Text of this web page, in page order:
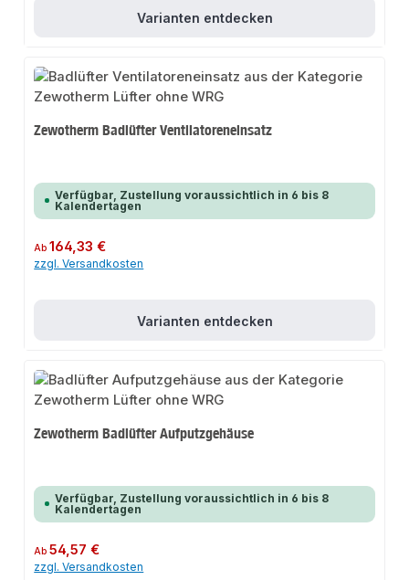
Varianten entdecken
Zewotherm Badlüfter Ventilatoreneinsatz
Verfügbar, Zustellung voraussichtlich in 6 bis 8
Kalendertagen
Regulärer Preis:
Ab164,33 €
zzgl. Versandkosten
Varianten entdecken
Zewotherm Badlüfter Aufputzgehäuse
Verfügbar, Zustellung voraussichtlich in 6 bis 8
Kalendertagen
Regulärer Preis:
Ab54,57 €
zzgl. Versandkosten